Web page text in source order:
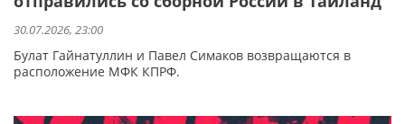
30.07.2026, 23:00
Булат Гайнатуллин и Павел Симаков возвращаются в
расположение МФК КПРФ.